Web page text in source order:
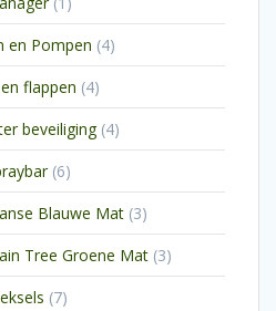
product
en Pompen 44
producten
flappen 44
producten
beveiliging 44
producten
66
producten
Blauwe Mat 33
producten
Tree Groene Mat 33
producten
77